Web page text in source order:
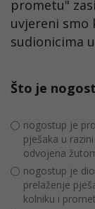
prometu"
uvjereni
sudionicima
Što je
nogostup je
pješaka u
odvojena
nogostup je
prelaženje
kolniku i